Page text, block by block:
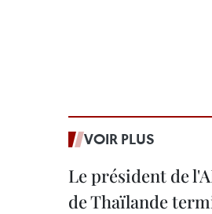
VOIR PLUS
Le président de
de Thaïlande